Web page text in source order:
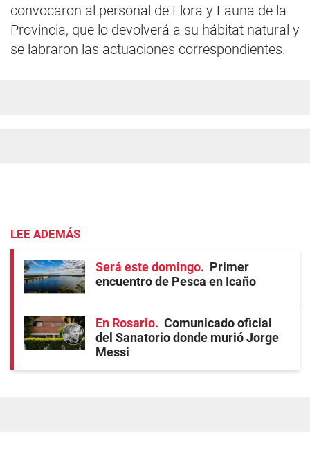
convocaron al personal de Flora y Fauna de la
Provincia, que lo devolverá a su hábitat natural y
se labraron las actuaciones correspondientes.
LEE ADEMÁS
Será este domingo
Primer
encuentro de Pesca en Icaño
En Rosario
Comunicado oficial
del Sanatorio donde murió Jorge
Messi